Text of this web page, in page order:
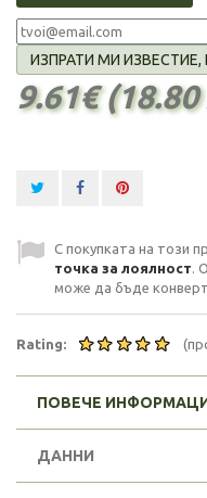
ИЗПРАТИ МИ
9.61€ (18.80
С покупката на този
точка за лоялност.
може да бъде
Rating:
ПОВЕЧЕ
ДАННИ